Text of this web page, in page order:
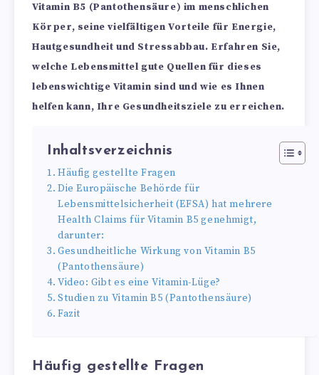
Vitamin B5 (Pantothensäure) im menschlichen
Körper, seine vielfältigen Vorteile für Energie,
Hautgesundheit und Stressabbau. Erfahren Sie,
welche Lebensmittel gute Quellen für dieses
lebenswichtige Vitamin sind und wie es Ihnen
helfen kann, Ihre Gesundheitsziele zu erreichen.
Inhaltsverzeichnis
Häufig gestellte Fragen
Die Europäische Behörde für
Lebensmittelsicherheit (EFSA) hat mehrere
Health Claims für Vitamin B5 genehmigt,
darunter:
Gesundheitliche Wirkung von Vitamin B5
(Pantothensäure)
Video: Gibt es eine Vitamin-Lüge?
Studien zu Vitamin B5 (Pantothensäure)
Fazit
Häufig gestellte Fragen